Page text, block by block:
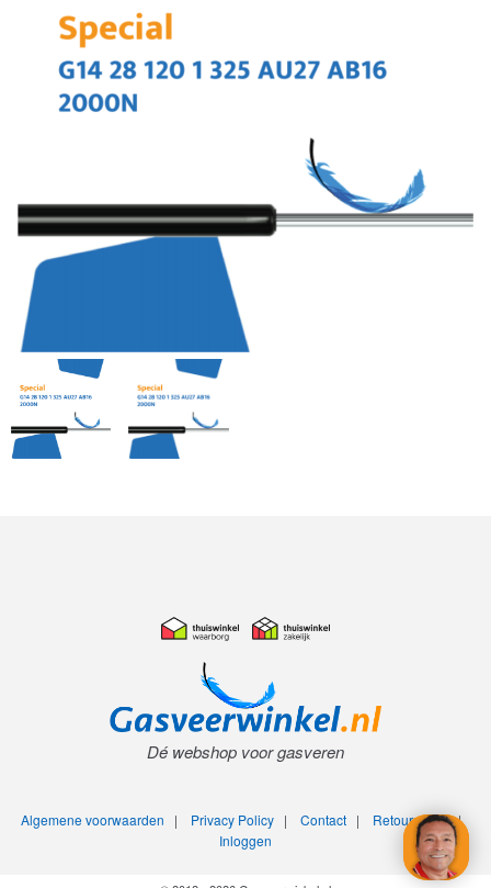
Dé webshop voor gasveren
Algemene voorwaarden | Privacy Policy| Contact| Retourneren|
Inloggen